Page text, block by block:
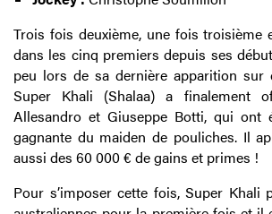
Trois fois deuxième, une fois troisième
dans les cinq premiers depuis ses
peu lors de sa dernière apparition sur
Super Khali (Shalaa) a finalement
Allesandro et Giuseppe Botti, qui ont
gagnante du maiden de pouliches. Il
aussi des 60 000 € de gains et primes !
Pour s’imposer cette fois, Super